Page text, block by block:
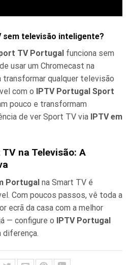
sem televisão inteligente?
TV Portugal funciona sem
usar um Chromecast na
transformar qualquer televisão
com o
IPTV Portugal Sport
pouco e transformam
de ver Sport TV via IPTV em
na Televisão: A
Portugal na Smart TV é
Com poucos passos, vê toda a
ecrã da casa com a melhor
— configure o IPTV Portugal